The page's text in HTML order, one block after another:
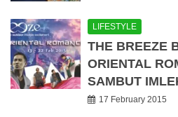
LIFESTYLE
THE BREEZE
ORIENTAL
SAMBUT
17 February 2015